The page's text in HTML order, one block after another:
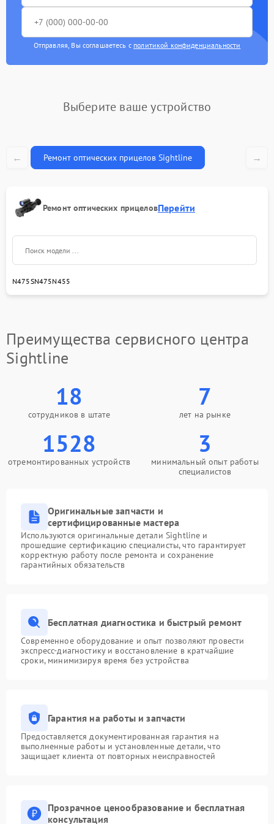
590 рублей
Ремонт разъема 590 рублей
Замена корпуса 1250 рублей
Замена дисплея (экрана) 750 рублей
улучшением
характеристик
Ремонт платы управления
(восстановление)
попадания влаги
Отправляя, Вы соглашаетесь с политикой конфиденциальности
Выберите ваше устройство
← Ремонт оптических прицелов Sightline →
Ремонт оптических прицеловПерейти
N475SN475N455
Преимущества сервисного центра
Sightline
18
сотрудников в штате
7
лет на рынке
1528
отремонтированных устройств
3
минимальный опыт работы
специалистов
Оригинальные запчасти и
сертифицированные мастера
Используются оригинальные детали Sightline и
прошедшие сертификацию специалисты, что гарантирует
корректную работу после ремонта и сохранение
гарантийных обязательств
Бесплатная диагностика и быстрый ремонт
Современное оборудование и опыт позволяют провести
экспресс-диагностику и восстановление в кратчайшие
сроки, минимизируя время без устройства
Гарантия на работы и запчасти
Предоставляется документированная гарантия на
выполненные работы и установленные детали, что
защищает клиента от повторных неисправностей
Прозрачное ценообразование и бесплатная
консультация